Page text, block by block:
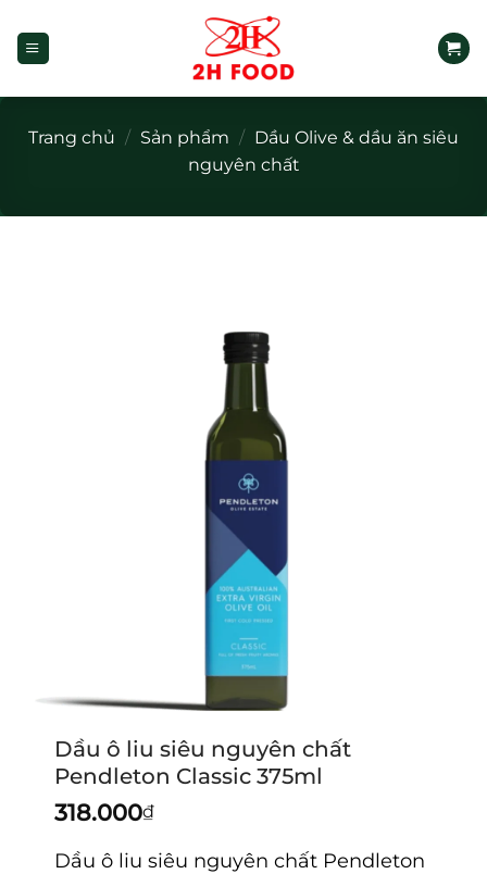
qua
nội
Trang chủ / Sản phẩm / Dầu Olive & dầu ăn siêu
nguyên chất
Dầu ô liu siêu nguyên chất
Pendleton Classic 375ml
318.000₫
Dầu ô liu siêu nguyên chất Pendleton